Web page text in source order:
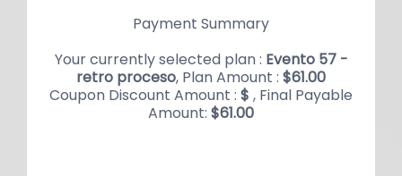
Payment Summary
Your currently selected plan : Evento 57 -
retro proceso, Plan Amount : $61.00
Coupon Discount Amount : $ , Final Payable
Amount: $61.00